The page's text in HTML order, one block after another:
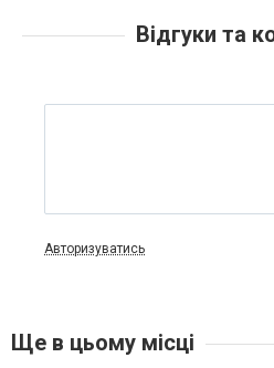
Відгуки та
Авторизуватись
Ще в цьому місці